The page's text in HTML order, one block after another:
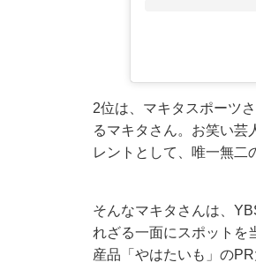
2位は、マキタスポーツ
るマキタさん。お笑い芸
レントとして、唯一無二
そんなマキタさんは、
れざる一面にスポットを
産品「やはたいも」の